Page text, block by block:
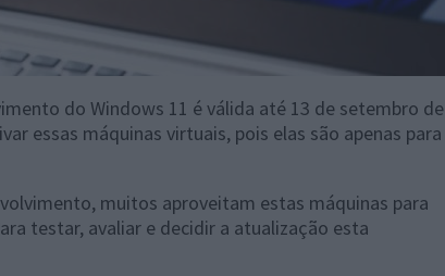
do Windows 11 é válida até 13 de setembro de
essas máquinas virtuais, pois elas são apenas para
muitos aproveitam estas máquinas para
testar, avaliar e decidir a atualização esta